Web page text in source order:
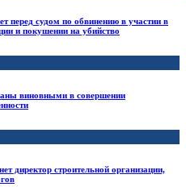
перед судом по обвинению в участии в
и покушении на убийство
виновными в совершении
директор строительной организации,